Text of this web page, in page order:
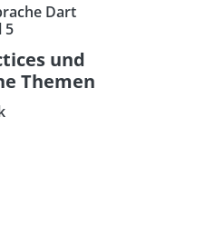
Dart
5
und
Themen